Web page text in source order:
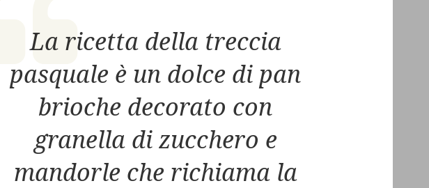
La ricetta della treccia
pasquale è un dolce di pan
brioche decorato con
granella di zucchero e
mandorle che richiama la